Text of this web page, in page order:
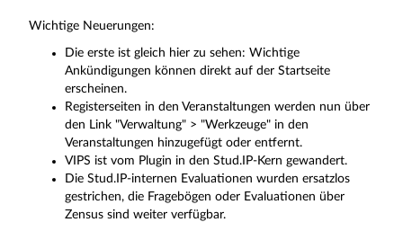
Wichtige Neuerungen:
Die erste ist gleich hier zu sehen: Wichtige
Ankündigungen können direkt auf der Startseite
erscheinen.
Registerseiten in den Veranstaltungen werden nun über
den Link "Verwaltung" > "Werkzeuge" in den
Veranstaltungen hinzugefügt oder entfernt.
VIPS ist vom Plugin in den Stud.IP-Kern gewandert.
Die Stud.IP-internen Evaluationen wurden ersatzlos
gestrichen, die Fragebögen oder Evaluationen über
Zensus sind weiter verfügbar.